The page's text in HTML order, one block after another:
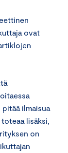
ovat
ilmaisua
lisäksi,
on